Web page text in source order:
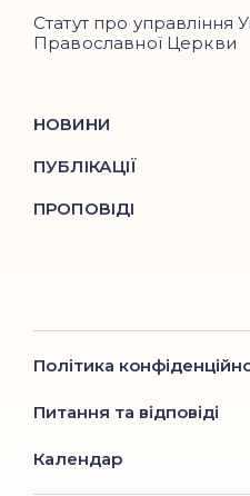
Статут про управління
Православної Церкви
НОВИНИ
ПУБЛІКАЦІЇ
ПРОПОВІДІ
Політика
Питання та відповіді
Календар